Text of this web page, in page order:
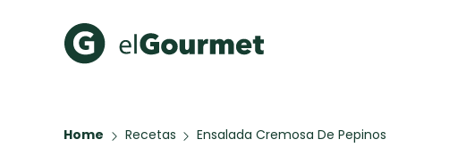
Home Recetas Ensalada Cremosa De Pepinos